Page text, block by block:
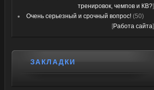
тренировок, чемпов и КВ?]
Очень серьезный и срочный вопрос! (50)
[Работа сайта]
ЗАКЛАДКИ